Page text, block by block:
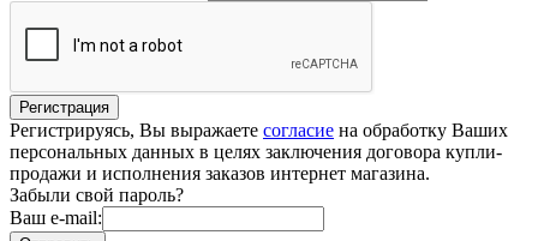
Регистрируясь, Вы выражаете согласие на обработку Ваших
персональных данных в целях заключения договора купли-
продажи и исполнения заказов интернет магазина.
Забыли свой пароль?
Ваш e-mail: